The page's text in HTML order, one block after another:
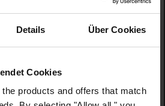
Details Über Cookies
Cookies
products and offers that match